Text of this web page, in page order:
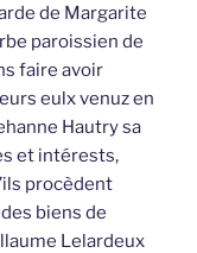
de Margarite
paroissien de
faire avoir
eulx venuz en
Hautry sa
et intérests,
procèdent
biens de
Lelardeux